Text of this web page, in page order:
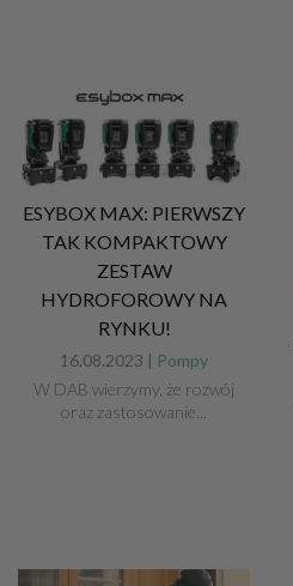
ESYBOX MAX: PIERWSZY
TAK KOMPAKTOWY
ZESTAW
HYDROFOROWY NA
RYNKU!
16.08.2023 | Pompy
W DAB wierzymy, że rozwój
oraz zastosowanie...